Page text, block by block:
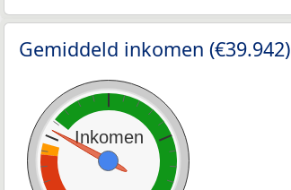
Gemiddeld inkomen (€39.942)
Inkomen